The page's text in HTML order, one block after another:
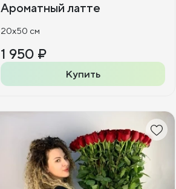
Ароматный латте
20x50 см
1 950 ₽
Купить